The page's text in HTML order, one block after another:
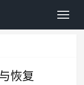
恢复